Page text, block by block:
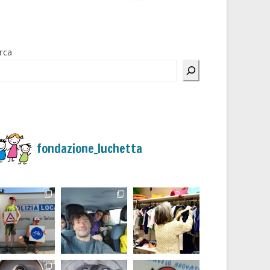
fondazione_luchetta